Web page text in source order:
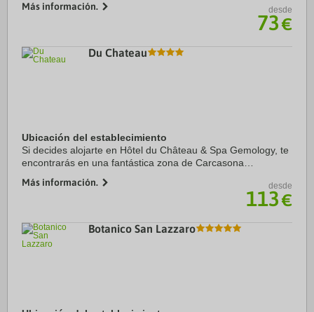
este hotel se encuentra a ...
Más información. desde
73€
Du Chateau
Ubicación del establecimiento
Si decides alojarte en Hôtel du Château & Spa Gemology, te
encontrarás en una fantástica zona de Carcasona
pasos de Château Comtal y Puerta de Narbona. ...
Más información. desde
113€
Botanico San Lazzaro